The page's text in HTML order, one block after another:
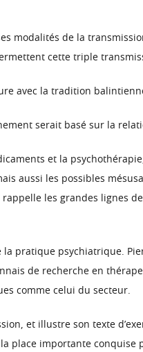
modalités de la
cette triple
avec la tradition
serait basé sur la
et la
aussi les possibles
les grandes lignes
pratique psychiatrique.
de recherche en
comme celui du secteur.
et illustre son texte
place importante conquise